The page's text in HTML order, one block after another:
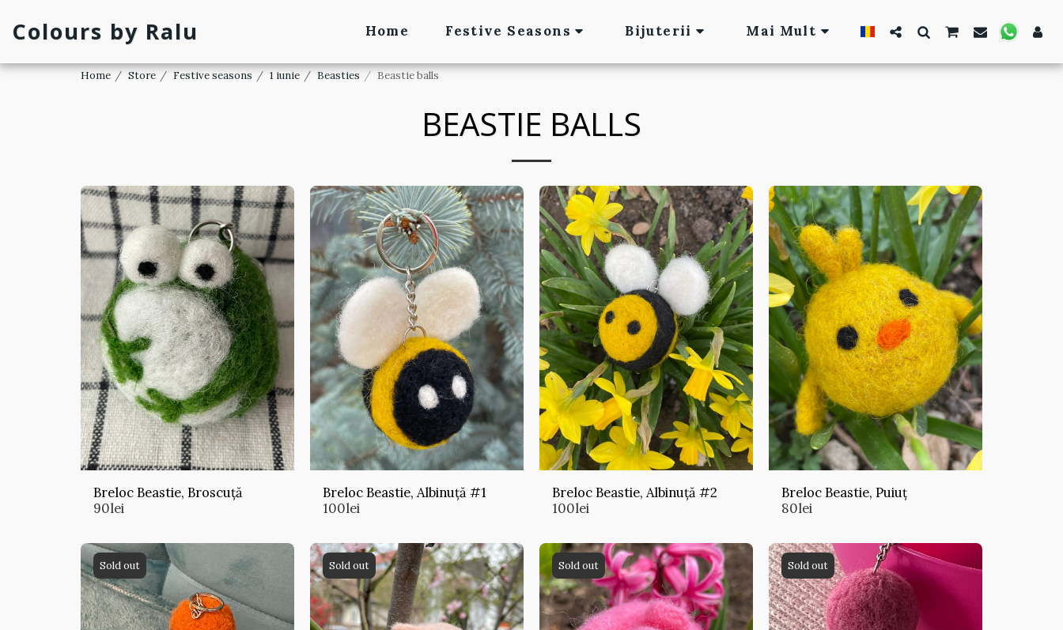
Colours by Ralu Home Festive Seasons Bijuterii Mai Mult
Home Store Festive seasons 1 iunie Beasties Beastie balls
BEASTIE BALLS
Breloc Beastie, Broscuță
90lei
Breloc Beastie, Albinuță #1
100lei
Breloc Beastie, Albinuță #2
100lei
Breloc Beastie, Puiuț
80lei
Sold out Sold out Sold out Sold out